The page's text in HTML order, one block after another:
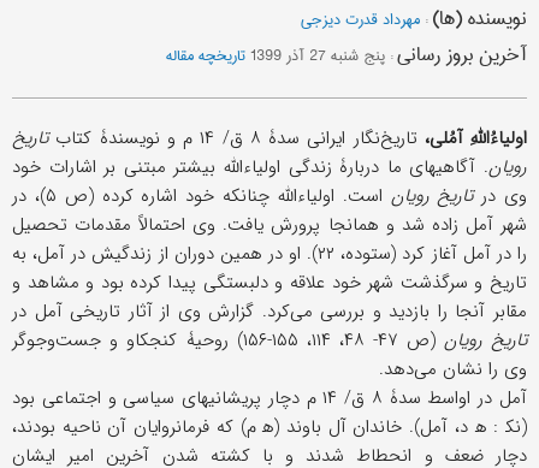
نویسنده (ها): مهرداد قدرت دیزجی
آخرین بروز رسانی: پنج شنبه 27 آذر 1399 تاریخچه مقاله
اولیاءُاللّٰهِ آمُلی، تاریخ‌نگار ایرانی سدۀ ۸ ق/ ۱۴ م و نویسندۀ كتاب
تاریخ
رویان. آگاهیهای ما دربارۀ زندگی اولیاءالله بیشتر مبتنی بر اشارات خود
وی درتاریخ رویان
است. اولیاءالله چنانک‍ه خود اشاره كرده (ص ۵)، در
شهر آمل زاده شد و همانجا پرورش یافت. وی احتمالاً مقدمات تحصیل
را در آمل آغاز كرد (ستوده، ۲۲). او در همین دوران از زندگیش در آمل، به
تاریخ و سرگذشت شهر خود علاقه و دلبستگی پیدا كرده بود و مشاهد و
مقابر آنجا را بازدید و بررسی می‌كرد. گزارش وی از آثار تاریخی آمل در
تاریخ رویان
(ص ۴۷- ۴۸، ۱۱۴، ۱۵۵-۱۵۶) روحیۀ كنجكاو و جست‌وجوگر
وی را نشان می‌دهد.
آمل در اواسط سدۀ ۸ ق/ ۱۴ م دچار پریشانیهای سیاسی و اجتماعی بود
(نک‍ : ه‍ د، آمل). خاندان آل باوند (ه‍ م) كه فرمانروایان آن ناحیه بودند،
دچار ضعف و انحطاط شدند و با كشته شدن آخرین امیر ایشان